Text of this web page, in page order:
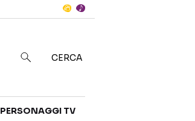
CERCA
PERSONAGGI TV